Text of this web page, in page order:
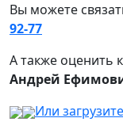
Вы можете
92-77
А также оценить
Андрей
Или